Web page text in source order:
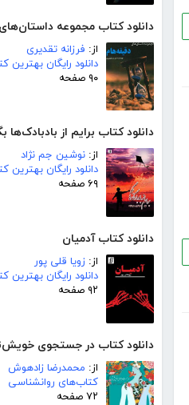
دانلود کتاب مجموعه
از: فرزانه تقدیری
دانلود رایگان بهترین
۹۰ صفحه
دانلود کتاب برایم از بادبادک‌ها
از: نوشین جم نژاد
دانلود رایگان بهترین
۶۹ صفحه
دانلود کتاب آدمیان
از: زویا قلی پور
دانلود رایگان بهترین
۹۲ صفحه
دانلود کتاب در جستجوی
از: محمدرضا زادهوش
کتاب‌های روانشناسی
۷۲ صفحه